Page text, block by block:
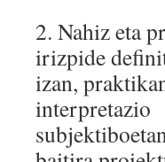
2.​ Nahiz eta
irizpide
izan,
interpretazio